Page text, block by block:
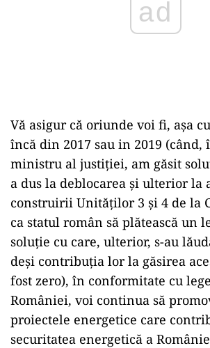
Vă asigur că oriunde voi fi, așa
încă din 2017 sau in 2019 (când,
ministru al justiției, am găsit
a dus la deblocarea și ulterior la
construirii Unităților 3 și 4 de la
ca statul român să plătească un
soluție cu care, ulterior, s-au
deși contribuția lor la găsirea
fost zero), în conformitate cu
României, voi continua să
proiectele energetice care
securitatea energetică a